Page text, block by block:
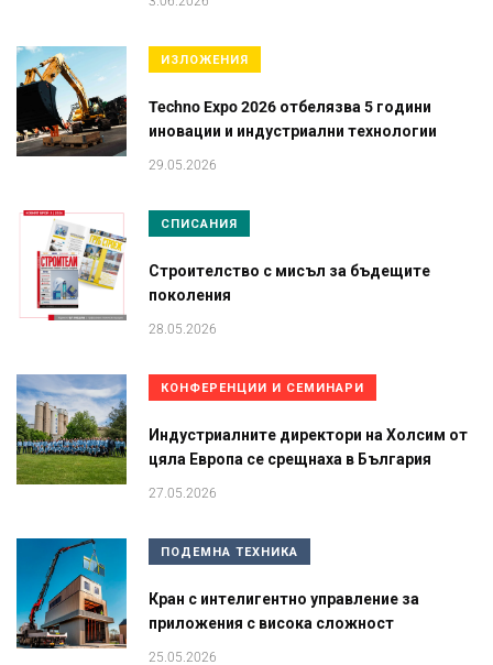
ИЗЛОЖЕНИЯ
Techno Expo 2026 отбелязва 5 години
иновации и индустриални технологии
29.05.2026
СПИСАНИЯ
Строителство с мисъл за бъдещите
поколения
28.05.2026
КОНФЕРЕНЦИИ И СЕМИНАРИ
Индустриалните директори на Холсим от
цяла Европа се срещнаха в България
27.05.2026
ПОДЕМНА ТЕХНИКА
Кран с интелигентно управление за
приложения с висока сложност
25.05.2026